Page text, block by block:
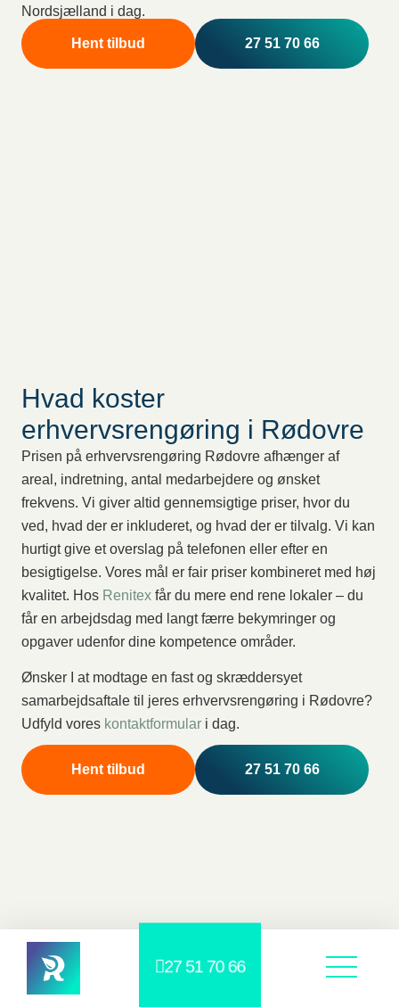
27 51 70 66
Nordsjælland i dag.
Hent tilbud 27 51 70 66
Hvad koster
erhvervsrengøring i Rødovre
Prisen på erhvervsrengøring Rødovre afhænger af
areal, indretning, antal medarbejdere og ønsket
frekvens. Vi giver altid gennemsigtige priser, hvor du
ved, hvad der er inkluderet, og hvad der er tilvalg. Vi kan
hurtigt give et overslag på telefonen eller efter en
besigtigelse. Vores mål er fair priser kombineret med høj
kvalitet. Hos Renitex får du mere end rene lokaler – du
får en arbejdsdag med langt færre bekymringer og
opgaver udenfor dine kompetence områder.
Ønsker I at modtage en fast og skræddersyet
samarbejdsaftale til jeres erhvervsrengøring i Rødovre?
Udfyld vores kontaktformular i dag.
Hent tilbud 27 51 70 66